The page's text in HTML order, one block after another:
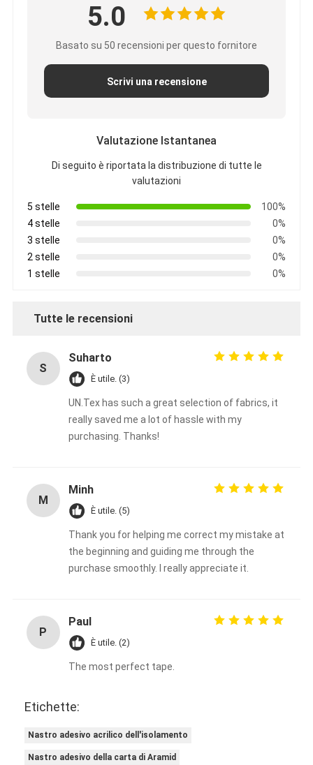
5.0
Basato su 50 recensioni per questo fornitore
Scrivi una recensione
Valutazione Istantanea
Di seguito è riportata la distribuzione di tutte le
valutazioni
5 stelle
100%
4 stelle
0%
3 stelle
0%
2 stelle
0%
1 stelle
0%
Tutte le recensioni
S
Suharto
È utile. (3)
UN.Tex has such a great selection of fabrics, it
really saved me a lot of hassle with my
purchasing. Thanks!
M
Minh
È utile. (5)
Thank you for helping me correct my mistake at
the beginning and guiding me through the
purchase smoothly. I really appreciate it.
P
Paul
È utile. (2)
The most perfect tape.
Etichette:
Nastro adesivo acrilico dell'isolamento
Nastro adesivo della carta di Aramid